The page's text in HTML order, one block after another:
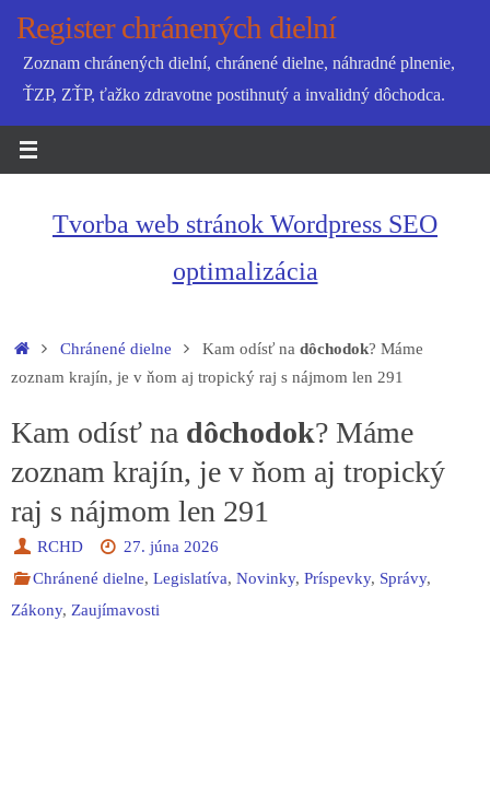
SkipRegister chránených dielní
Zoznam chránených dielní, chránené dielne, náhradné plnenie,
ŤZP, ZŤP, ťažko zdravotne postihnutý a invalidný dôchodca.
Tvorba web stránok Wordpress SEO
optimalizácia
HomeChránené dielne Kam odísť nadôchodok? Máme
zoznam krajín, je v ňom aj tropický raj s nájmom len 291
Kam odísť na dôchodok? Máme
zoznam krajín, je v ňom aj tropický
raj s nájmom len 291
RCHD
27. júna 2026
Chránené dielne,Legislatíva,Novinky,Príspevky, Správy,
Zákony, Zaujímavosti